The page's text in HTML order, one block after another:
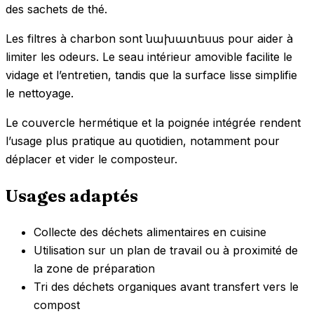
des sachets de thé.
Les filtres à charbon sont նախատեսus pour aider à
limiter les odeurs. Le seau intérieur amovible facilite le
vidage et l’entretien, tandis que la surface lisse simplifie
le nettoyage.
Le couvercle hermétique et la poignée intégrée rendent
l’usage plus pratique au quotidien, notamment pour
déplacer et vider le composteur.
Usages adaptés
Collecte des déchets alimentaires en cuisine
Utilisation sur un plan de travail ou à proximité de
la zone de préparation
Tri des déchets organiques avant transfert vers le
compost